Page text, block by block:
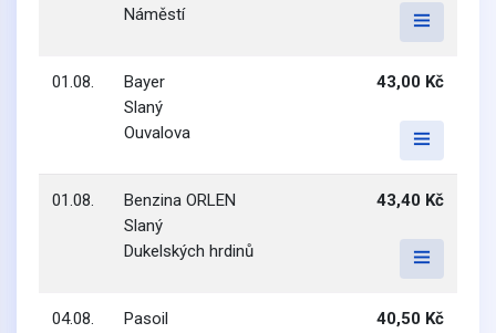
Náměstí
01.08.
Bayer
Slaný
Ouvalova
43,00 Kč
01.08.
Benzina ORLEN
Slaný
Dukelských hrdinů
43,40 Kč
04.08.
Pasoil
40,50 Kč